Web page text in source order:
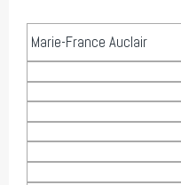
Marie-France Auclair